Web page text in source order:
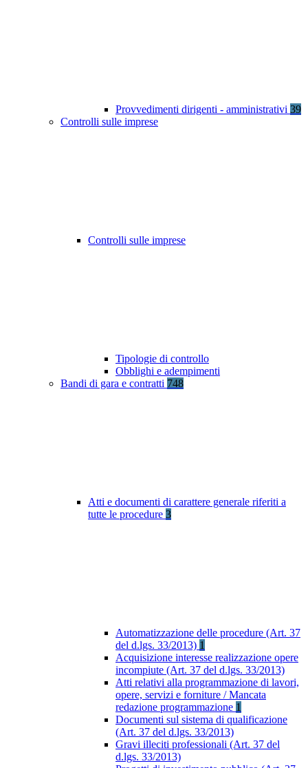
Provvedimenti dirigenti - amministrativi 39
Controlli sulle imprese
Controlli sulle imprese
Tipologie di controllo
Obblighi e adempimenti
Bandi di gara e contratti 748
Atti e documenti di carattere generale riferiti a
tutte le procedure 3
Automatizzazione delle procedure (Art. 37
del d.lgs. 33/2013) 1
Acquisizione interesse realizzazione opere
incompiute (Art. 37 del d.lgs. 33/2013)
Atti relativi alla programmazione di lavori,
opere, servizi e forniture / Mancata
redazione programmazione 1
Documenti sul sistema di qualificazione
(Art. 37 del d.lgs. 33/2013)
Gravi illeciti professionali (Art. 37 del
d.lgs. 33/2013)